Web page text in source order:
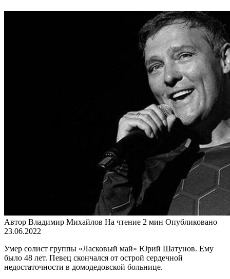
Автор Владимир Михайлов На чтение 2 мин Опубликовано
23.06.2022
Умер солист группы «Ласковый май» Юрий Шатунов. Ему
было 48 лет. Певец скончался от острой сердечной
недостаточности в домодедовской больнице.